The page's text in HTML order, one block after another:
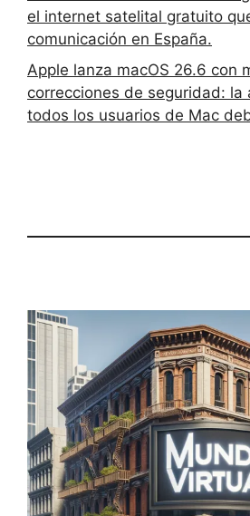
el internet satelital gratuito
comunicación en España.
Apple lanza macOS 26.6 con
correcciones de seguridad: la
todos los usuarios de Mac